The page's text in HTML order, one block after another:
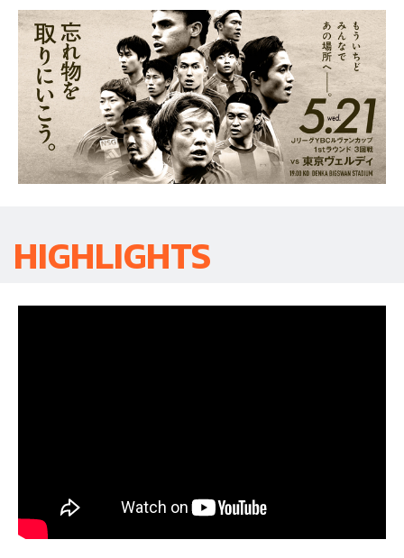
HIGHLIGHTS